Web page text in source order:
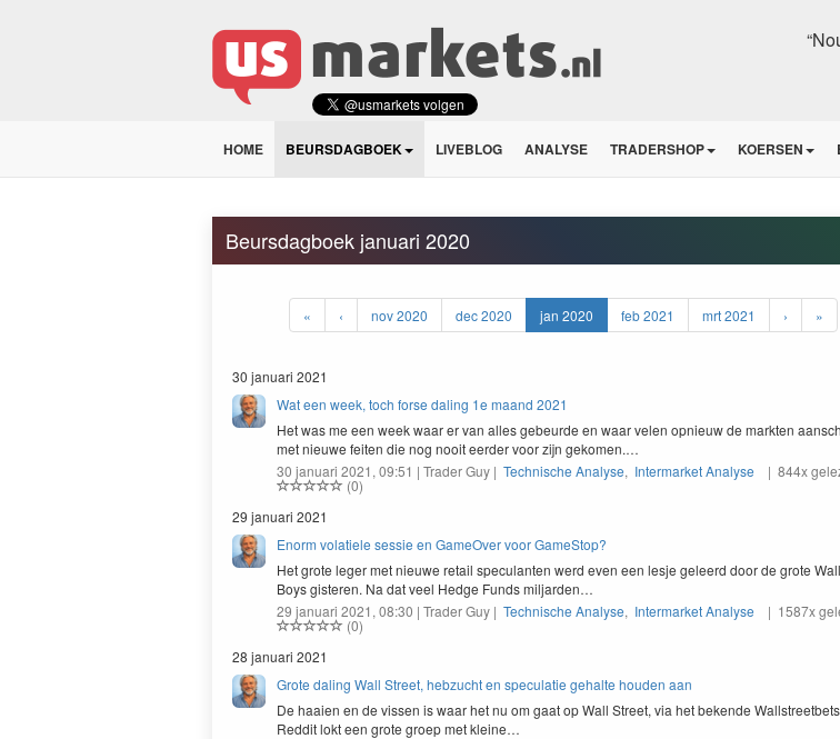
HOME BEURSDAGBOEK LIVEBLOG ANALYSE TRADERSHOP KOERSEN
Beursdagboek januari 2020
« ‹ nov 2020 dec 2020 jan 2020 feb 2021 mrt 2021 › »
30 januari 2021
Wat een week, toch forse daling 1e maand 2021
Het was me een week waar er van alles gebeurde en waar velen opnieuw de mark­ten
met nieuwe feit­en die nog nooit eerder voor zijn gekomen.…
30 januari 2021, 09:51 | Trader Guy | Technische Analyse, Intermarket Analyse | 844x
(0)
29 januari 2021
Enorm volatiele sessie en GameOver voor GameStop?
Het grote leg­er met nieuwe retail spec­u­lanten werd even een lesje geleerd door de grote
Boys gis­teren. Na dat veel Hedge Funds miljarden…
29 januari 2021, 08:30 | Trader Guy | Technische Analyse, Intermarket Analyse | 1587x
(0)
28 januari 2021
Grote daling Wall Street, hebzucht en speculatie gehalte houden aan
De haaien en de vis­sen is waar het nu om gaat op Wall Street, via het bek­ende
Red­dit lokt een grote groep met kleine…